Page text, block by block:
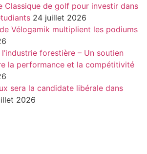
Classique de golf pour investir dans
24 juillet 2026
Vélogamik multiplient les podiums
forestière – Un soutien
la performance et la compétitivité
sera la candidate libérale dans
2026